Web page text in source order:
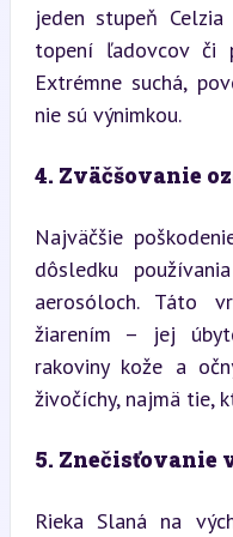
jeden stupeň
topení ľadovcov či
Extrémne suchá,
nie sú výnimkou.
4. Zväčšovanie
Najväčšie
dôsledku
aerosóloch. Táto
žiarením – jej
rakoviny kože a
živočíchy, najmä tie,
5. Znečisťovanie
Rieka Slaná na